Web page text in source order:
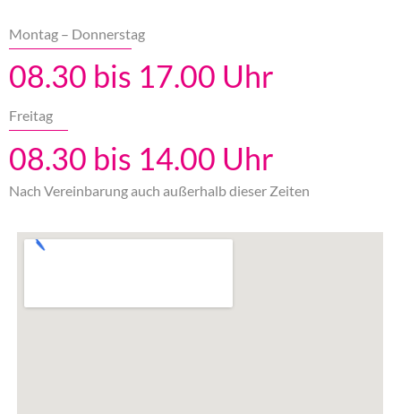
Montag – Donnerstag
08.30 bis 17.00 Uhr
Freitag
08.30 bis 14.00 Uhr
Nach Vereinbarung auch außerhalb dieser Zeiten